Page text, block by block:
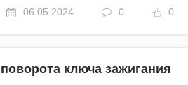
06.05.2024 0 0
ключа зажигания